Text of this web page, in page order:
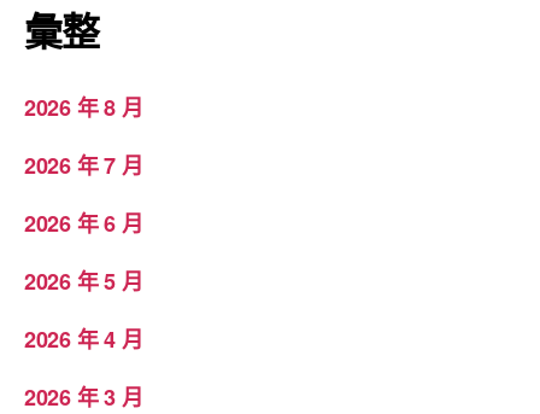
彙整
2026 年 8 月
2026 年 7 月
2026 年 6 月
2026 年 5 月
2026 年 4 月
2026 年 3 月